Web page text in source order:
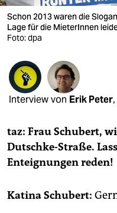
verlag
veranstaltungen
shop
fragen & hilfe
unterstützen
abo
genossenschaft
Schon 2013 waren die
Lage für die MieterInnen
Foto: dpa
Interview von Erik Peter,
taz: Frau Schubert,
Dutschke-Straße.
Enteignungen reden!
Katina Schubert: